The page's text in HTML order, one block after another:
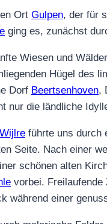
Ort Gulpen, der für
ging es, zunächst
Wiesen und
Hügel des
Dorf Beertsenhoven,
nur die ländliche
Wijlre führte uns durch
Seite. Nach einer
schönen alten
vorbei. Freilaufende
während einer